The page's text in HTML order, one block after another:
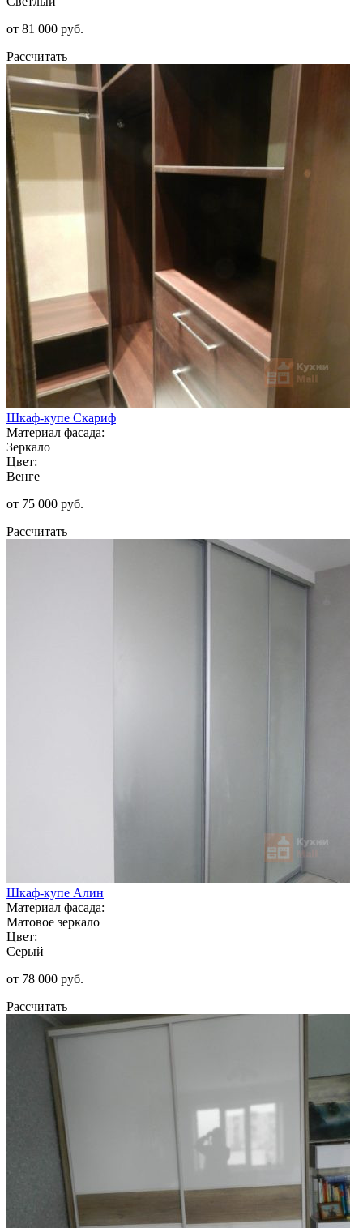
от 81 000 руб.
Рассчитать
Шкаф-купе Скариф
Материал фасада:
Зеркало
Цвет:
Венге
от 75 000 руб.
Рассчитать
Шкаф-купе Алин
Материал фасада:
Матовое зеркало
Цвет:
Серый
от 78 000 руб.
Рассчитать